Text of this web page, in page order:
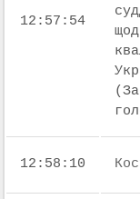
12:57:54
12:58:10